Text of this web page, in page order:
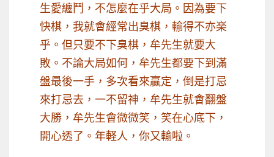
生愛纏鬥，不怎麼在乎大局。因為要下
快棋，我就會經常出臭棋，輸得不亦楽
乎。但只要不下臭棋，牟先生就要大
敗。不論大局如何，牟先生都要下到滿
盤最後一手，多次看來贏定，倒是打忌
來打忌去，一不留神，牟先生就會翻盤
大勝，牟先生會微微笑，笑在心底下，
開心透了。年軽人，你又輸啦。